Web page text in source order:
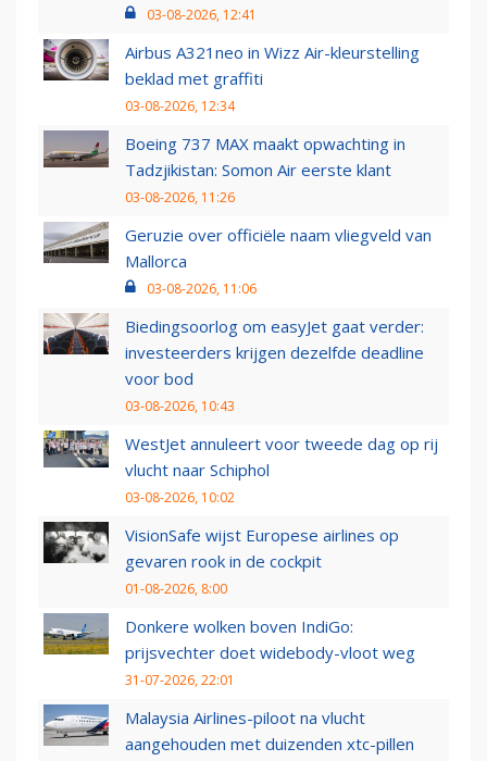
03-08-2026, 12:41
Airbus A321neo in Wizz Air-kleurstelling
beklad met graffiti
03-08-2026, 12:34
Boeing 737 MAX maakt opwachting in
Tadzjikistan: Somon Air eerste klant
03-08-2026, 11:26
Geruzie over officiële naam vliegveld van
Mallorca
03-08-2026, 11:06
Biedingsoorlog om easyJet gaat verder:
investeerders krijgen dezelfde deadline
voor bod
03-08-2026, 10:43
WestJet annuleert voor tweede dag op rij
vlucht naar Schiphol
03-08-2026, 10:02
VisionSafe wijst Europese airlines op
gevaren rook in de cockpit
01-08-2026, 8:00
Donkere wolken boven IndiGo:
prijsvechter doet widebody-vloot weg
31-07-2026, 22:01
Malaysia Airlines-piloot na vlucht
aangehouden met duizenden xtc-pillen